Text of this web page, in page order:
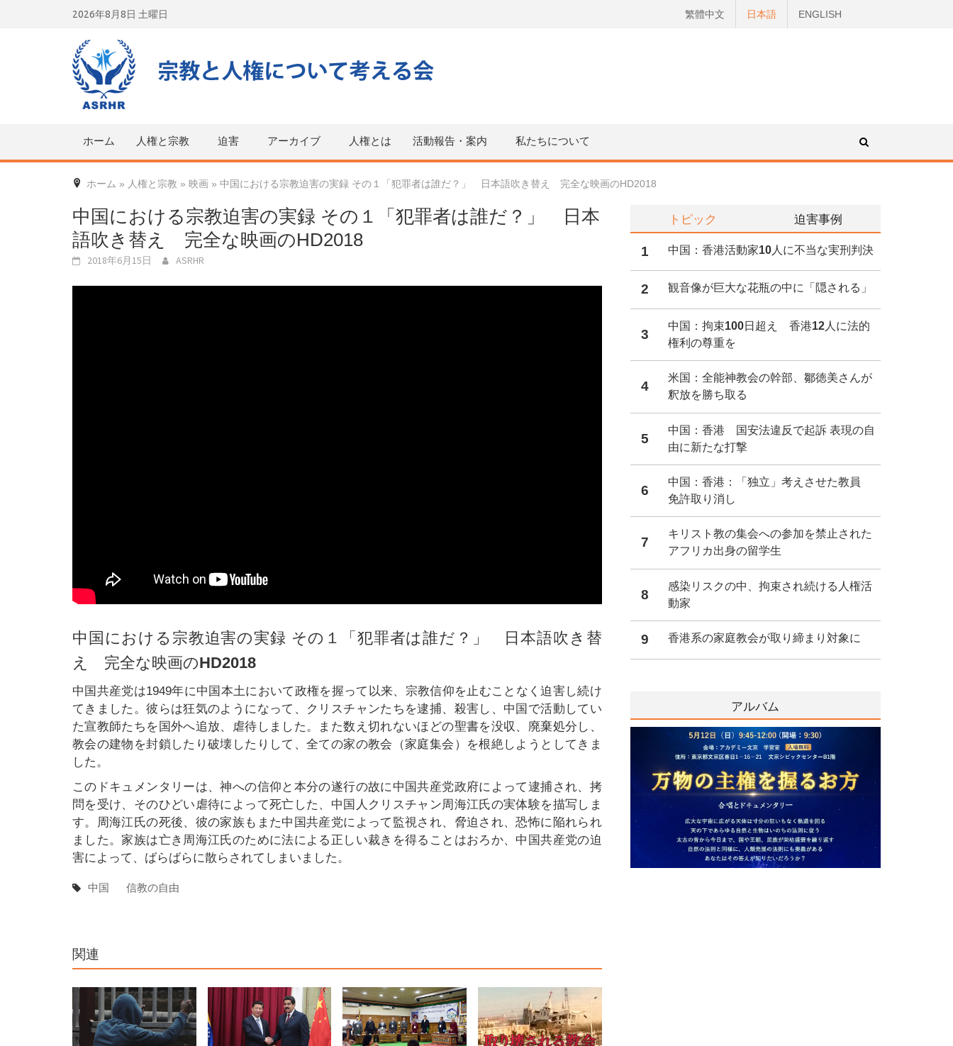
2026年8月8日 土曜日 繁體中文 日本語 ENGLISH
ホーム 人権と宗教 迫害 アーカイブ 人権とは 活動報告・案内 私たちについて
ホーム » 人権と宗教 » 映画 » 中国における宗教迫害の実録 その１「犯罪者は誰だ？」 日本語吹き替え 完全な映画のHD2018
中国における宗教迫害の実録 その１「犯罪者は誰だ？」 日本
語吹き替え 完全な映画のHD2018
2018年6月15日 ASRHR
中国における宗教迫害の実録 その１「犯罪者は誰だ？」 日本語吹き替
え 完全な映画のHD2018
中国共産党は1949年に中国本土において政権を握って以来、宗教信仰を止むことなく迫害し続け
てきました。彼らは狂気のようになって、クリスチャンたちを逮捕、殺害し、中国で活動してい
た宣教師たちを国外へ追放、虐待しました。また数え切れないほどの聖書を没収、廃棄処分し、
教会の建物を封鎖したり破壊したりして、全ての家の教会（家庭集会）を根絶しようとしてきま
した。
このドキュメンタリーは、神への信仰と本分の遂行の故に中国共産党政府によって逮捕され、拷
問を受け、そのひどい虐待によって死亡した、中国人クリスチャン周海江氏の実体験を描写しま
す。周海江氏の死後、彼の家族もまた中国共産党によって監視され、脅迫され、恐怖に陥れられ
ました。家族は亡き周海江氏のために法による正しい裁きを得ることはおろか、中国共産党の迫
害によって、ばらばらに散らされてしまいました。
中国 信教の自由
関連
トピック 迫害事例
1 中国：香港活動家10人に不当な実刑判決
2 観音像が巨大な花瓶の中に「隠される」
3
中国：拘束100日超え 香港12人に法的
権利の尊重を
4
米国：全能神教会の幹部、鄒徳美さんが
釈放を勝ち取る
5
中国：香港 国安法違反で起訴 表現の自
由に新たな打撃
6
中国：香港：「独立」考えさせた教員
免許取り消し
7
キリスト教の集会への参加を禁止された
アフリカ出身の留学生
8
感染リスクの中、拘束され続ける人権活
動家
9 香港系の家庭教会が取り締まり対象に
アルバム